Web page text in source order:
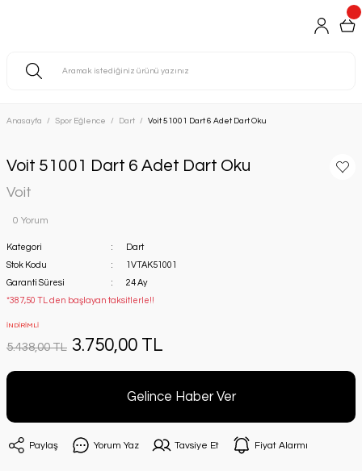
Anasayfa Spor Eğlence Dart Voit 51001 Dart 6 Adet Dart Oku
Voit 51001 Dart 6 Adet Dart Oku
Voit
0 Yorum
Kategori
Dart
Stok Kodu
1VTAK51001
Garanti Süresi
24 Ay
*387,50 TL den başlayan taksitlerle!!
İNDİRİMLİ
5.438,00 TL 3.750,00 TL
Gelince Haber Ver
Paylaş Yorum Yaz Tavsiye Et Fiyat Alarmı